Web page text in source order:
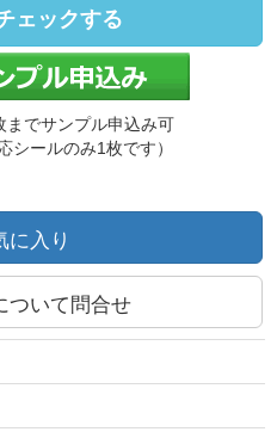
ェックする
までサンプル申込み可
シールのみ1枚です）
に入り
ついて問合せ